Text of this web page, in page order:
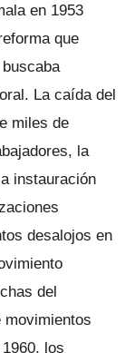
en 1953
que
La caída del
mi­les de
la
instauración
desalojos en
del
movimientos
los